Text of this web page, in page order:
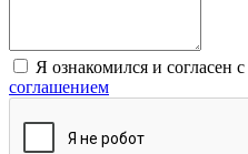
Я ознакомился и согласен с
соглашением